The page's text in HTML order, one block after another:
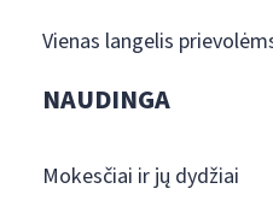
Vienas langelis
NAUDINGA
Mokesčiai ir jų dydžiai